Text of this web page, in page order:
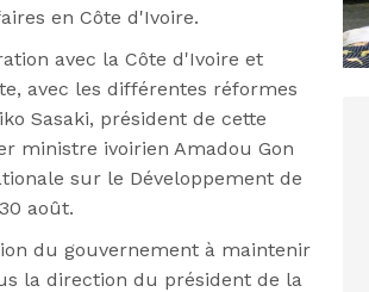
en Côte d'Ivoire.
avec la Côte d'Ivoire et
avec les différentes réformes
Sasaki, président de cette
ministre ivoirien Amadou Gon
sur le Développement de
août.
du gouvernement à maintenir
la direction du président de la